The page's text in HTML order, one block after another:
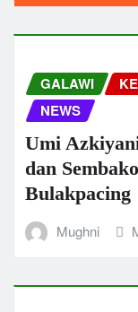
GALAWI
NEWS
Umi
dan
Bulakpacing
Mughni